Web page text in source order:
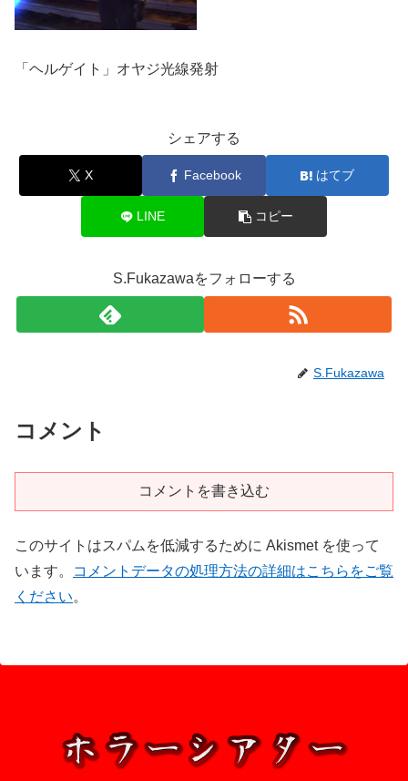
「ヘルゲイト」オヤジ光線発射
シェアする
X Facebook はてブ
LINE コピー
S.Fukazawaをフォローする
S.Fukazawa
コメント
コメントを書き込む
このサイトはスパムを低減するために Akismet を使って
います。
コメントデータの処理方法の詳細はこちらをご覧
ください。